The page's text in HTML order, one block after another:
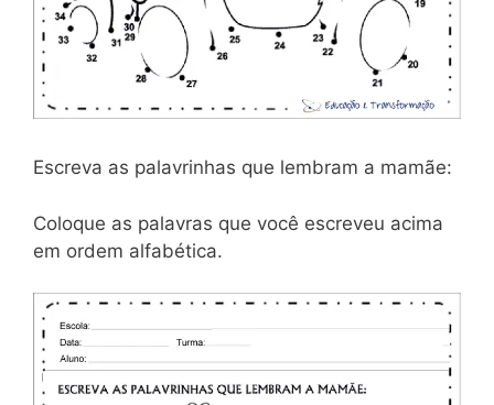
Escreva as palavrinhas que lembram a mamãe:
Coloque as palavras que você escreveu acima
em ordem alfabética.